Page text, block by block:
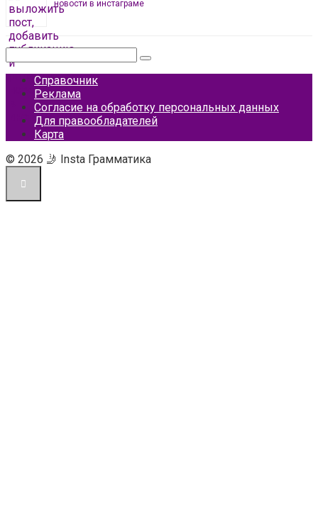
новости в инстаграме
Справочник
Реклама
Согласие на обработку персональных данных
Для правообладателей
Карта
© 2026 🤳 Insta Грамматика